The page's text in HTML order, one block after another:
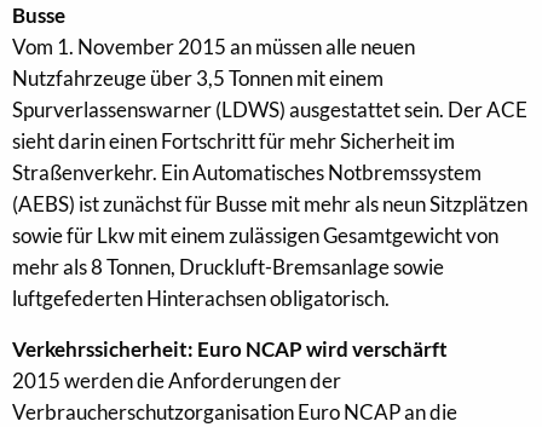
Busse
Vom 1. November 2015 an müssen alle neuen
Nutzfahrzeuge über 3,5 Tonnen mit einem
Spurverlassenswarner (LDWS) ausgestattet sein. Der ACE
sieht darin einen Fortschritt für mehr Sicherheit im
Straßenverkehr. Ein Automatisches Notbremssystem
(AEBS) ist zunächst für Busse mit mehr als neun Sitzplätzen
sowie für Lkw mit einem zulässigen Gesamtgewicht von
mehr als 8 Tonnen, Druckluft-Bremsanlage sowie
luftgefederten Hinterachsen obligatorisch.
Verkehrssicherheit: Euro NCAP wird verschärft
2015 werden die Anforderungen der
Verbraucherschutzorganisation Euro NCAP an die